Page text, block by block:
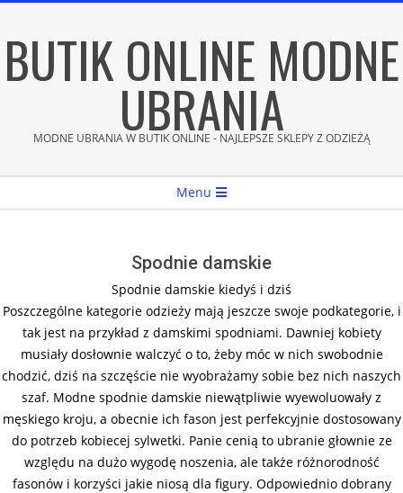
content
BUTIK ONLINE MODNE
UBRANIA
MODNE UBRANIA W BUTIK ONLINE - NAJLEPSZE SKLEPY Z ODZIEŻĄ
Menu
Spodnie damskie
Spodnie damskie kiedyś i dziś
Poszczególne kategorie odzieży mają jeszcze swoje podkategorie, i
tak jest na przykład z damskimi spodniami. Dawniej kobiety
musiały dosłownie walczyć o to, żeby móc w nich swobodnie
chodzić, dziś na szczęście nie wyobrażamy sobie bez nich naszych
szaf. Modne spodnie damskie niewątpliwie wyewoluowały z
męskiego kroju, a obecnie ich fason jest perfekcyjnie dostosowany
do potrzeb kobiecej sylwetki. Panie cenią to ubranie głownie ze
względu na dużo wygodę noszenia, ale także różnorodność
fasonów i korzyści jakie niosą dla figury. Odpowiednio dobrany